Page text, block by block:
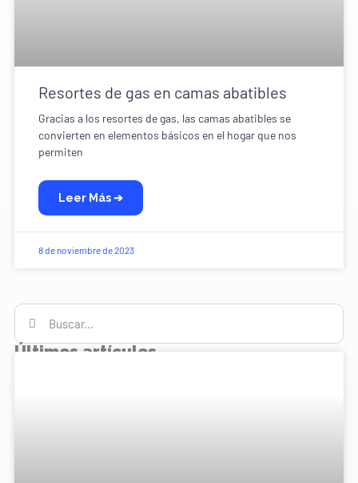
Resortes de gas en camas abatibles
Gracias a los resortes de gas, las camas abatibles se
convierten en elementos básicos en el hogar que nos
permiten
Leer Más ➔
8 de noviembre de 2023
Buscar
Últimos artículos